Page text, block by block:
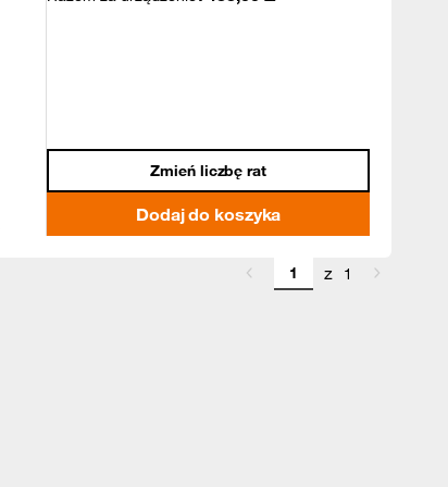
Zmień liczbę rat
Dodaj do koszyka
z 1